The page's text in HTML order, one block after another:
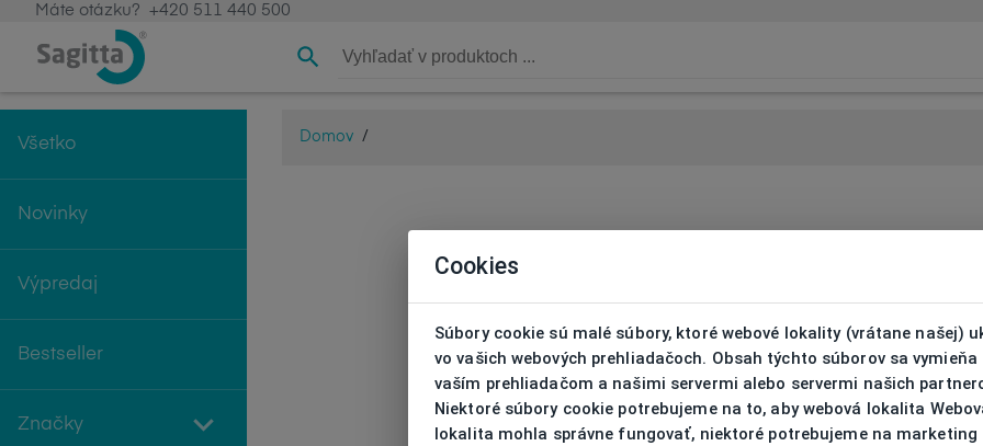
Máte otázku? +420 511 440 500
Všetko
Novinky
Výpredaj
Bestseller
Značky
Domov /
Cookies
Súbory cookie sú malé súbory, ktoré webové lokality (vrátane našej)
vo vašich webových prehliadačoch. Obsah týchto súborov sa vymieňa
vaším prehliadačom a našimi servermi alebo servermi našich
Niektoré súbory cookie potrebujeme na to, aby webová lokalita
lokalita mohla správne fungovať, niektoré potrebujeme na marketing